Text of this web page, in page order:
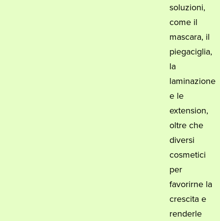
soluzioni,
come il
mascara, il
piegaciglia,
la
laminazione
e le
extension,
oltre che
diversi
cosmetici
per
favorirne la
crescita e
renderle